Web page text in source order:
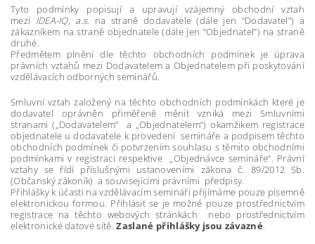
Tyto podmínky popisují a upravují vzájemný obchodní vztah
mezi IDEA-IQ, a.s. na straně dodavatele (dále jen “Dodavatel”) a
zákazníkem na straně objednatele (dále jen “Objednatel”) na straně
druhé.
Předmětem plnění dle těchto obchodních podmínek je úprava
právních vztahů mezi Dodavatelem a Objednatelem při poskytování
vzdělávacích odborných seminářů.
Smluvní vztah založený na těchto obchodních podmínkách které je
dodavatel oprávněn přiměřeně měnit vzniká mezi Smluvními
stranami („Dodavatelem“ a „Objednatelem“) okamžikem registrace
objednatele u dodavatele k provedení semináře a podpisem těchto
obchodních podmínek či potvrzením souhlasu s těmito obchodními
podmínkami v registraci respektive „Objednávce semináře“. Právní
vztahy se řídí příslušnými ustanoveními zákona č. 89/2012 Sb.
(Občanský zákoník) a souvisejícími právními předpisy.
Přihlášky k účasti na vzdělávacím semináři přijímáme pouze písemně
elektronickou formou. Přihlásit se je možné pouze prostřednictvím
registrace na těchto webových stránkách nebo prostřednictvím
elektronické datové sítě. Zaslané přihlášky jsou závazné.